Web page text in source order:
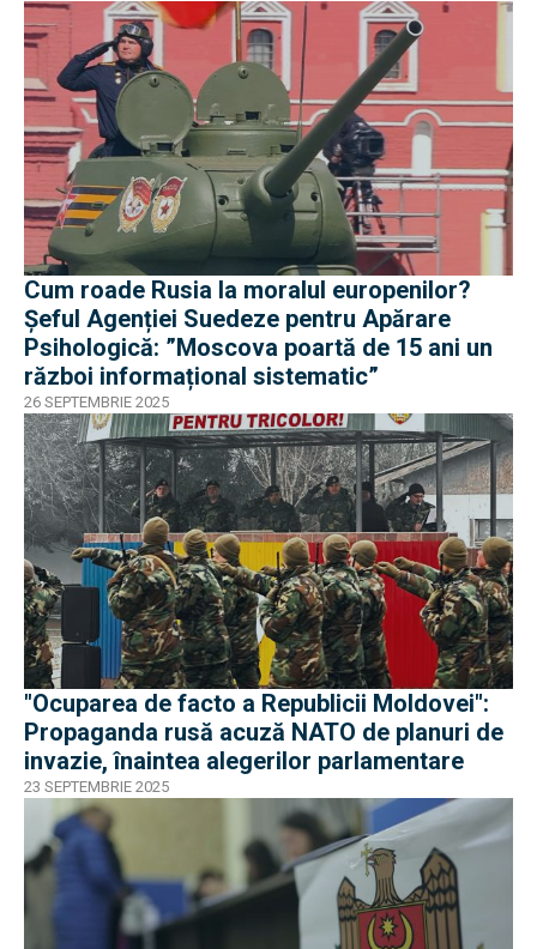
Cum roade Rusia la moralul europenilor?
Șeful Agenției Suedeze pentru Apărare
Psihologică: ”Moscova poartă de 15 ani un
război informațional sistematic”
26 SEPTEMBRIE 2025
"Ocuparea de facto a Republicii Moldovei":
Propaganda rusă acuză NATO de planuri de
invazie, înaintea alegerilor parlamentare
23 SEPTEMBRIE 2025